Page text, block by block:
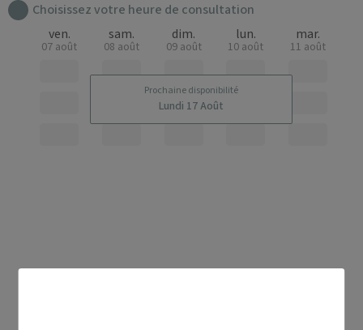
Choisissez votre heure de consultation
Prochaine disponibilité
Lundi 17 Août
ven.
07 août
sam.
08 août
dim.
09 août
lun.
10 août
mar.
11 août